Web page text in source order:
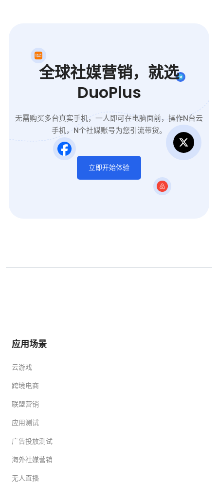
全球社媒营销，就选
DuoPlus
无需购买多台真实手机，一人即可在电脑面前，操作N台云
手机，N个社媒账号为您引流带货。
立即开始体验
应用场景
云游戏
跨境电商
联盟营销
应用测试
广告投放测试
海外社媒营销
无人直播